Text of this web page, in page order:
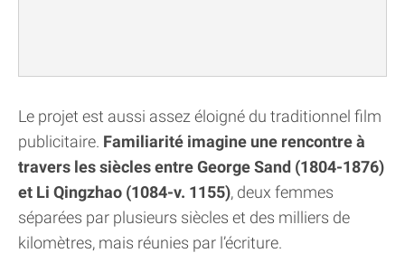
Le projet est aussi assez éloigné du traditionnel film
publicitaire. Familiarité imagine une rencontre à
travers les siècles entre George Sand (1804-1876)
et Li Qingzhao (1084-v. 1155), deux femmes
séparées par plusieurs siècles et des milliers de
kilomètres, mais réunies par l’écriture.